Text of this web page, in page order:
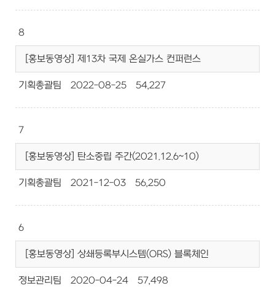
8
[홍보동영상] 제13차 국제 온실가스 컨퍼런스
기획총괄팀 2022-08-25 54,227
7
[홍보동영상] 탄소중립 주간(2021.12.6~10)
기획총괄팀 2021-12-03 56,250
6
[홍보동영상] 상쇄등록부시스템(ORS) 블록체인
정보관리팀 2020-04-24 57,498